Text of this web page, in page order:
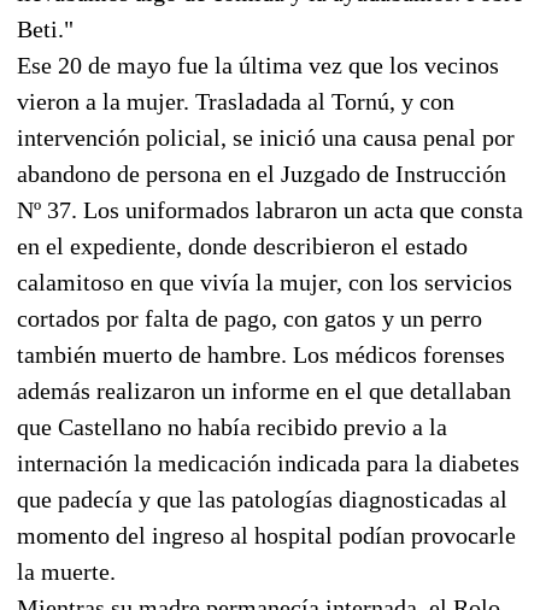
Beti."
Ese 20 de mayo fue la última vez que los vecinos
vieron a la mujer. Trasladada al Tornú, y con
intervención policial, se inició una causa penal por
abandono de persona en el Juzgado de Instrucción
Nº 37. Los uniformados labraron un acta que consta
en el expediente, donde describieron el estado
calamitoso en que vivía la mujer, con los servicios
cortados por falta de pago, con gatos y un perro
también muerto de hambre. Los médicos forenses
además realizaron un informe en el que detallaban
que Castellano no había recibido previo a la
internación la medicación indicada para la diabetes
que padecía y que las patologías diagnosticadas al
momento del ingreso al hospital podían provocarle
la muerte.